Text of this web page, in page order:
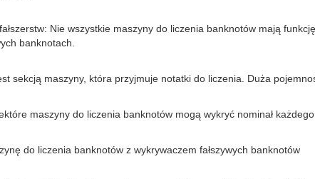
Nie wszystkie maszyny do liczenia banknotów mają
banknotach.
sekcją maszyny, która przyjmuje notatki do liczenia. Duża
maszyny do liczenia banknotów mogą wykryć nominał
do liczenia banknotów z wykrywaczem fałszywych banknotów